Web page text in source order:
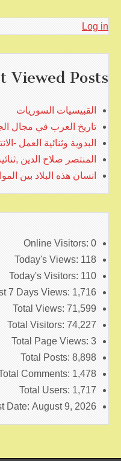
Log in
Viewed Posts
القبيسيات السوريات
تاريخ العرب في مجال
البدوية وثنائية العمل -
المنتصر صلاح الدين
انسان هذه البلاد بين
Online Visitors: 0
Today's Views: 118
Today's Visitors: 110
7 Days Views: 1,716
Total Views: 71,599
Total Visitors: 74,227
Total Page Views: 3
Total Posts: 8,898
Comments: 1,478
Total Users: 1,717
Date: August 9, 2026